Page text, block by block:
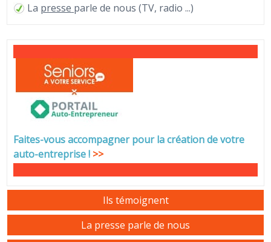
La presse parle de nous (TV, radio ...)
Faites-vous accompagner pour la création de votre
auto-entreprise! >>
Ils témoignent
La presse parle de nous